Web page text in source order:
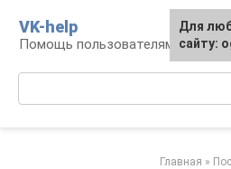
контенту
VK-help
Помощь пользователям
Главная »
Для
сайту: